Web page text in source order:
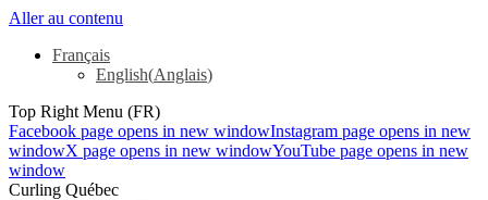
Aller au contenu
Français
English(Anglais)
Top Right Menu (FR)
Facebook page opens in new windowInstagram page opens in new
windowX page opens in new windowYouTube page opens in new
window
Curling Québec